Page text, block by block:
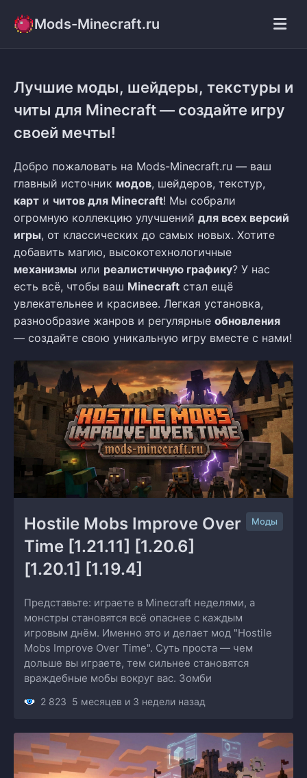
Mods-Minecraft.ru
Лучшие моды, шейдеры, текстуры и
читы для Minecraft — создайте игру
своей мечты!
Добро пожаловать на Mods-Minecraft.ru — ваш
главный источник модов, шейдеров, текстур,
карт и читов для Minecraft! Мы собрали
огромную коллекцию улучшений для всех версий
игры, от классических до самых новых. Хотите
добавить магию, высокотехнологичные
механизмы или реалистичную графику? У нас
есть всё, чтобы ваш Minecraft стал ещё
увлекательнее и красивее. Легкая установка,
разнообразие жанров и регулярные обновления
— создайте свою уникальную игру вместе с нами!
Hostile Mobs Improve Over
Time [1.21.11] [1.20.6]
[1.20.1] [1.19.4]
Моды
Представьте: играете в Minecraft неделями, а
монстры становятся всё опаснее с каждым
игровым днём. Именно это и делает мод "Hostile
Mobs Improve Over Time". Суть проста — чем
дольше вы играете, тем сильнее становятся
враждебные мобы вокруг вас. Зомби
2 823 5 месяцев и 3 недели назад